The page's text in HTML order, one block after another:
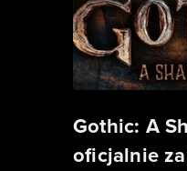
Gothic: A
oficjalnie